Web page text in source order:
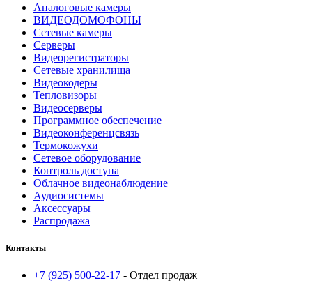
Аналоговые камеры
ВИДЕОДОМОФОНЫ
Сетевые камеры
Серверы
Видеорегистраторы
Сетевые хранилища
Видеокодеры
Тепловизоры
Видеосерверы
Программное обеспечение
Видеоконференцсвязь
Термокожухи
Сетевое оборудование
Контроль доступа
Облачное видеонаблюдение
Аудиосистемы
Аксессуары
Распродажа
Контакты
+7 (925) 500-22-17 - Отдел продаж